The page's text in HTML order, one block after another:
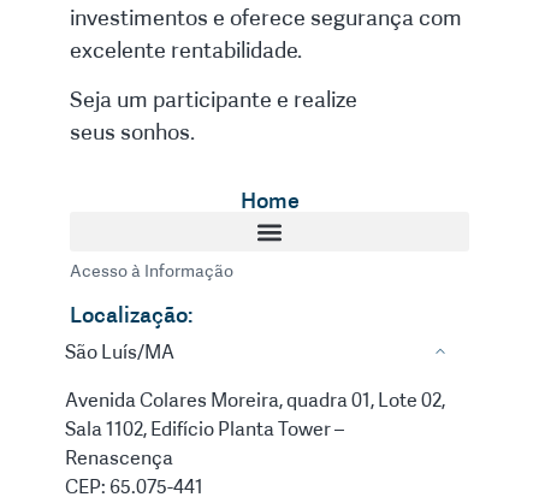
investimentos e oferece segurança com
excelente rentabilidade.
Seja um participante e realize
seus sonhos.
Home
Acesso à Informação
Localização:
São Luís/MA
Avenida Colares Moreira, quadra 01, Lote 02,
Sala 1102, Edifício Planta Tower –
Renascença
CEP: 65.075-441